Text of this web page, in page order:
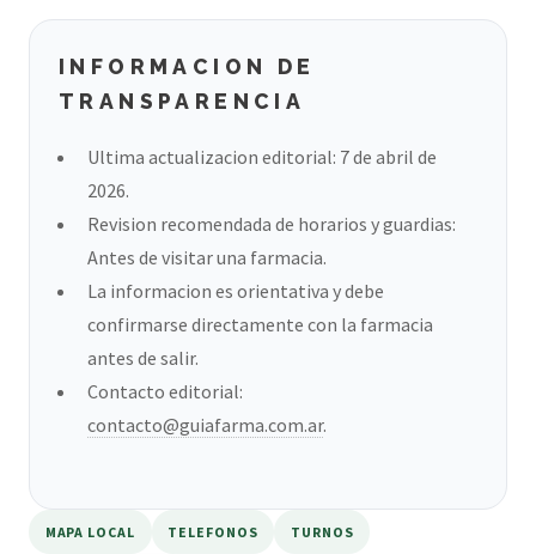
INFORMACION DE
TRANSPARENCIA
Ultima actualizacion editorial: 7 de abril de
2026.
Revision recomendada de horarios y guardias:
Antes de visitar una farmacia.
La informacion es orientativa y debe
confirmarse directamente con la farmacia
antes de salir.
Contacto editorial:
contacto@guiafarma.com.ar.
MAPA LOCAL TELEFONOS TURNOS